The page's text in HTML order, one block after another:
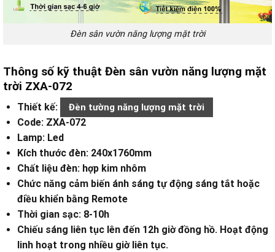
Đèn sân vườn năng lượng mặt trời
Thông số kỹ thuật Đèn sân vườn năng lượng mặt
trời ZXA-072
Thiết kế: Đèn tường năng lượng mặt trời
Code: ZXA-072
Lamp: Led
Kích thước đèn: 240x1760mm
Chất liệu đèn: hợp kim nhôm
Chức năng cảm biến ánh sáng tự động sáng tắt hoặc
điều khiển bằng Remote
Thời gian sạc: 8-10h
Chiếu sáng liên tục lên đến 12h giờ đồng hồ. Hoạt động
linh hoạt trong nhiều giờ liên tục.